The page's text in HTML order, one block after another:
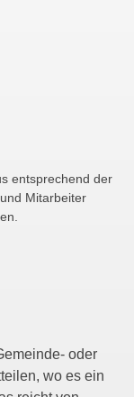
entsprechend der
Mitarbeiter
oder
wo es ein